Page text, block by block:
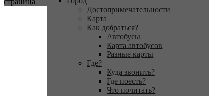
страница
Достопримечательности
Карта
Как добраться?
Автобусы
Карта автобусов
Разные карты
Где?
Куда звонить?
Где поесть?
Что почитать?